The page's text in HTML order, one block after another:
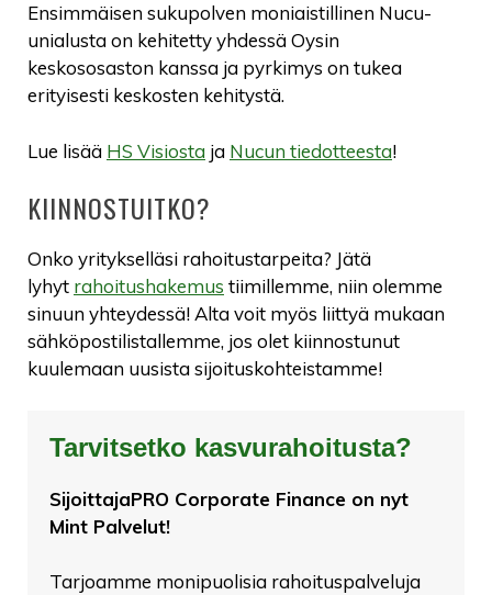
Ensimmäisen sukupolven moniaistillinen Nucu-
unialusta on kehitetty yhdessä Oysin
keskososaston kanssa ja pyrkimys on tukea
erityisesti keskosten kehitystä.
Lue lisää HS Visiosta ja Nucun tiedotteesta!
KIINNOSTUITKO?
Onko yritykselläsi rahoitustarpeita? Jätä
lyhyt rahoitushakemus tiimillemme, niin olemme
sinuun yhteydessä! Alta voit myös liittyä mukaan
sähköpostilistallemme, jos olet kiinnostunut
kuulemaan uusista sijoituskohteistamme!
Tarvitsetko kasvurahoitusta?
SijoittajaPRO Corporate Finance on nyt
Mint Palvelut!
Tarjoamme monipuolisia rahoituspalveluja